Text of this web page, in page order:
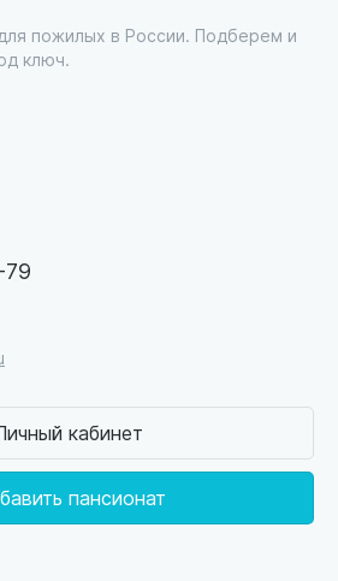
пожилых в России. Подберем и
ключ.
кабинет
пансионат